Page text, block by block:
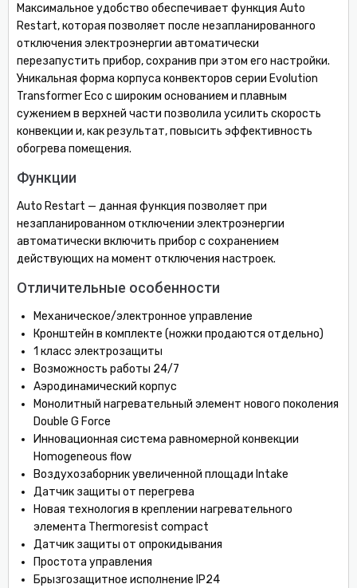
Максимальное удобство обеспечивает функция Auto
Restart, которая позволяет после незапланированного
отключения электроэнергии автоматически
перезапустить прибор, сохранив при этом его настройки.
Уникальная форма корпуса конвекторов серии Evolution
Transformer Eco с широким основанием и плавным
сужением в верхней части позволила усилить скорость
конвекции и, как результат, повысить эффективность
обогрева помещения.
Функции
Auto Restart — данная функция позволяет при
незапланированном отключении электроэнергии
автоматически включить прибор с сохранением
действующих на момент отключения настроек.
Отличительные особенности
Механическое/электронное управление
Кронштейн в комплекте (ножки продаются отдельно)
1 класс электрозащиты
Возможность работы 24/7
Аэродинамический корпус
Монолитный нагревательный элемент нового поколения
Double G Force
Инновационная система равномерной конвекции
Homogeneous flow
Воздухозаборник увеличенной площади Intake
Датчик защиты от перегрева
Новая технология в креплении нагревательного
элемента Thermoresist compact
Датчик защиты от опрокидывания
Простота управления
Брызгозащитное исполнение IP24